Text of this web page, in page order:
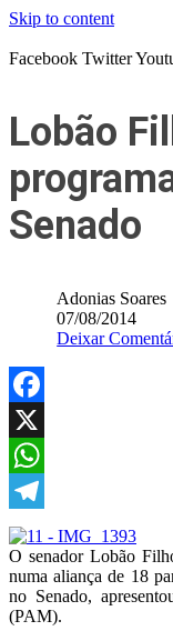
Skip to content
Facebook Twitter
Lobão
Senado
Adonias Soares
07/08/2014
Deixar
Facebook
X
WhatsApp
Telegram
O senador Lobão
numa aliança de 18
no Senado,
(PAM).